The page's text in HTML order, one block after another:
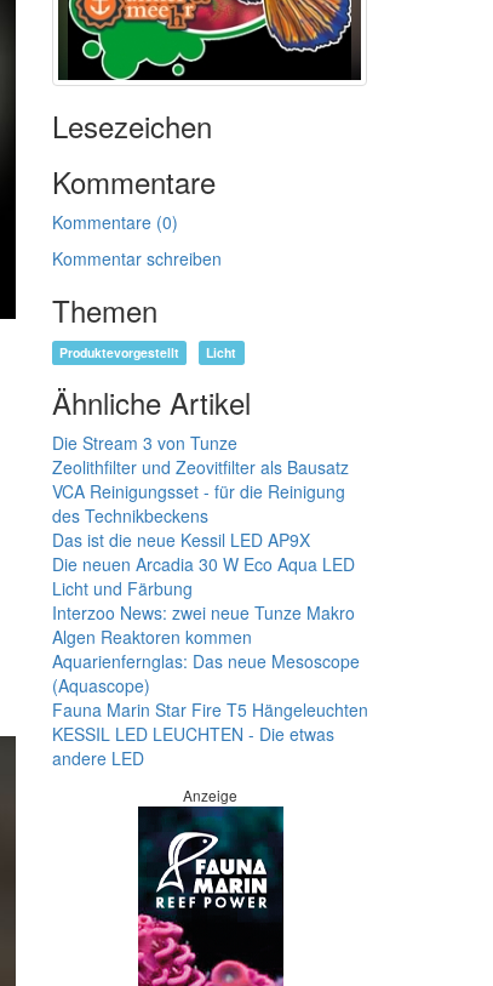
Lesezeichen
Kommentare
Kommentare (0)
Kommentar schreiben
Themen
Produktevorgestellt Licht
Ähnliche Artikel
Die Stream 3 von Tunze
Zeolithfilter und Zeovitfilter als Bausatz
VCA Reinigungsset - für die Reinigung
des Technikbeckens
Das ist die neue Kessil LED AP9X
Die neuen Arcadia 30 W Eco Aqua LED
Licht und Färbung
Interzoo News: zwei neue Tunze Makro
Algen Reaktoren kommen
Aquarienfernglas: Das neue Mesoscope
(Aquascope)
Fauna Marin Star Fire T5 Hängeleuchten
KESSIL LED LEUCHTEN - Die etwas
andere LED
Anzeige